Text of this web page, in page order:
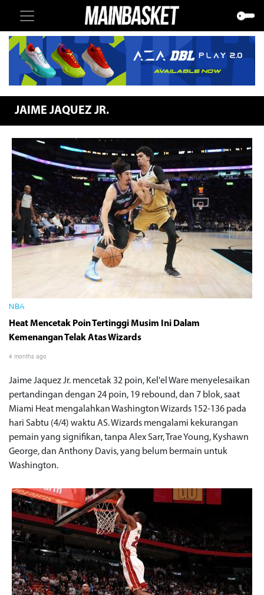
JAIME JAQUEZ JR.
NBA
Heat Mencetak Poin Tertinggi Musim Ini Dalam
Kemenangan Telak Atas Wizards
4 months ago
Jaime Jaquez Jr. mencetak 32 poin, Kel'el Ware menyelesaikan
pertandingan dengan 24 poin, 19 rebound, dan 7 blok, saat
Miami Heat mengalahkan Washington Wizards 152-136 pada
hari Sabtu (4/4) waktu AS. Wizards mengalami kekurangan
pemain yang signifikan, tanpa Alex Sarr, Trae Young, Kyshawn
George, dan Anthony Davis, yang belum bermain untuk
Washington.